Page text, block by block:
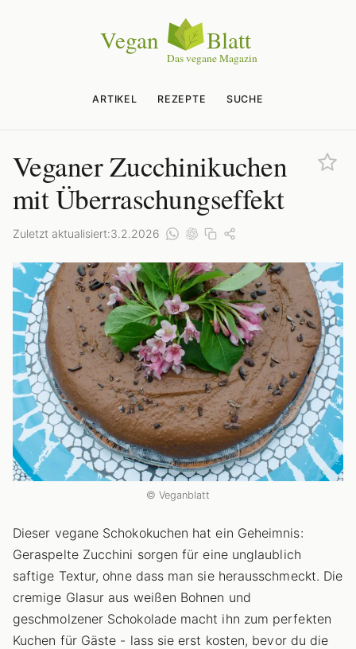
ARTIKEL REZEPTE SUCHE
Veganer Zucchinikuchen
mit Überraschungseffekt
Zuletzt aktualisiert:3.2.2026
© Veganblatt
Dieser vegane Schokokuchen hat ein Geheimnis:
Geraspelte Zucchini sorgen für eine unglaublich
saftige Textur, ohne dass man sie herausschmeckt. Die
cremige Glasur aus weißen Bohnen und
geschmolzener Schokolade macht ihn zum perfekten
Kuchen für Gäste - lass sie erst kosten, bevor du die